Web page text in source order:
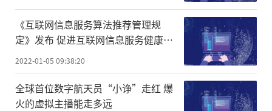
《互联网信息服务算法推荐管理规
定》发布 促进互联网信息服务健康发
展
2022-01-05 09:38:20
全球首位数字航天员“小诤”走红 爆
火的虚拟主播能走多远